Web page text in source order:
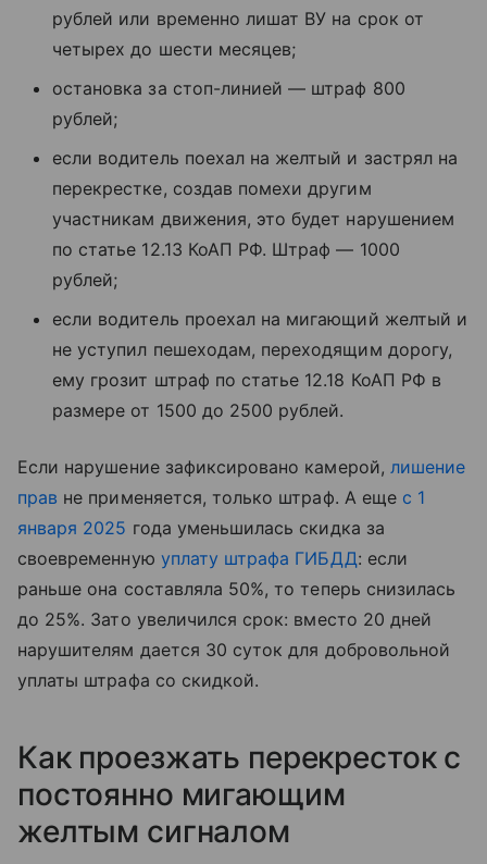
рублей или временно лишат ВУ на срок от
четырех до шести месяцев;
остановка за стоп-линией — штраф 800
рублей;
если водитель поехал на желтый и застрял на
перекрестке, создав помехи другим
участникам движения, это будет нарушением
по статье 12.13 КоАП РФ. Штраф — 1000
рублей;
если водитель проехал на мигающий желтый и
не уступил пешеходам, переходящим дорогу,
ему грозит штраф по статье 12.18 КоАП РФ в
размере от 1500 до 2500 рублей.
Если нарушение зафиксировано камерой, лишение
прав не применяется, только штраф. А еще с 1
января 2025 года уменьшилась скидка за
своевременную уплату штрафа ГИБДД: если
раньше она составляла 50%, то теперь снизилась
до 25%. Зато увеличился срок: вместо 20 дней
нарушителям дается 30 суток для добровольной
уплаты штрафа со скидкой.
Как проезжать перекресток с
постоянно мигающим
желтым сигналом